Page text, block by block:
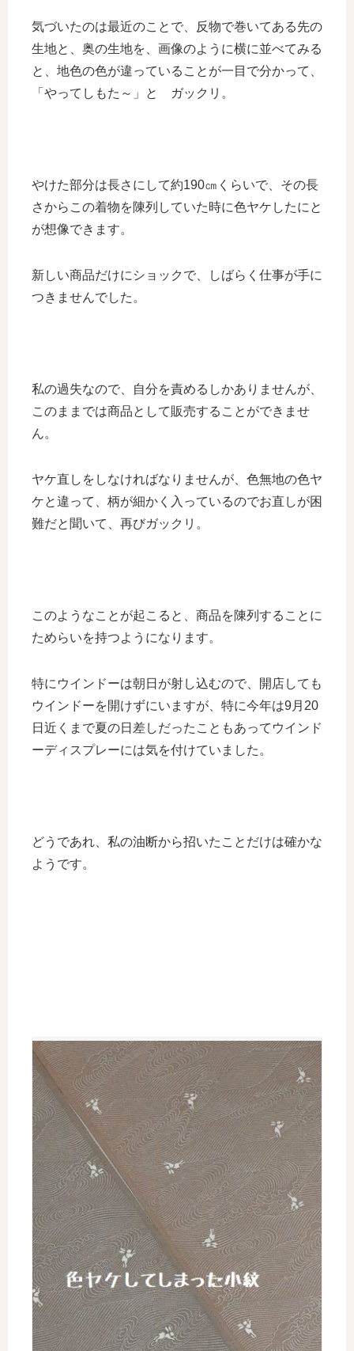
気づいたのは最近のことで、反物で巻いてある先の
生地と、奥の生地を、画像のように横に並べてみる
と、地色の色が違っていることが一目で分かって、
「やってしもた～」と ガックリ。
やけた部分は長さにして約190㎝くらいで、その長
さからこの着物を陳列していた時に色ヤケしたにと
が想像できます。
新しい商品だけにショックで、しばらく仕事が手に
つきませんでした。
私の過失なので、自分を責めるしかありませんが、
このままでは商品として販売することができませ
ん。
ヤケ直しをしなければなりませんが、色無地の色ヤ
ケと違って、柄が細かく入っているのでお直しが困
難だと聞いて、再びガックリ。
このようなことが起こると、商品を陳列することに
ためらいを持つようになります。
特にウインドーは朝日が射し込むので、開店しても
ウインドーを開けずにいますが、特に今年は9月20
日近くまで夏の日差しだったこともあってウインド
ーディスプレーには気を付けていました。
どうであれ、私の油断から招いたことだけは確かな
ようです。